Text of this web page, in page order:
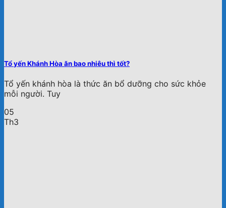
Tổ yến Khánh Hòa ăn bao nhiêu thì tốt?
Tổ yến khánh hòa là thức ăn bổ dưỡng cho sức khỏe
mỗi người. Tuy
05
Th3